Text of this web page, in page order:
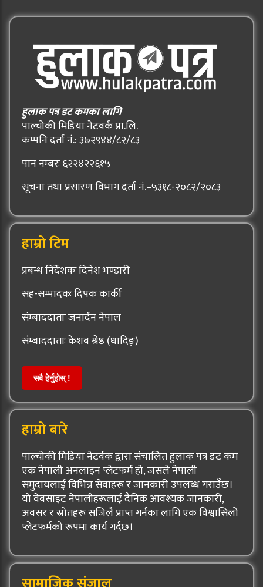
हुलाक पत्र डट कमका लागि
पाल्चोकी मिडिया नेटवर्क प्रा.लि.
कम्पनि दर्ता नं.: ३७२९४४/८२/८३
पान नम्बरः ६२२४२२६१५
सूचना तथा प्रसारण विभाग दर्ता नं.–५३१८-२०८२/२०८३
हाम्रो टिम
प्रबन्ध निर्देशकः दिनेश भण्डारी
सह-सम्पादकः दिपक कार्की
संम्बाददाताः जनार्दन नेपाल
संम्बाददाताः केशब श्रेष्ठ (धादिङ्)
सबै हेर्नुहोस् !
हाम्रो बारे
पाल्चोकी मिडिया नेटर्वक द्वारा संचालित हुलाक पत्र डट कम
एक नेपाली अनलाइन प्लेटफर्म हो, जसले नेपाली
समुदायलाई विभिन्न सेवाहरू र जानकारी उपलब्ध गराउँछ।
यो वेबसाइट नेपालीहरूलाई दैनिक आवश्यक जानकारी,
अवसर र स्रोतहरू सजिलै प्राप्त गर्नका लागि एक विश्वासिलो
प्लेटफर्मको रूपमा कार्य गर्दछ।